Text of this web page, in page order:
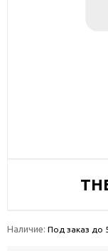
Наличие: Под заказ до